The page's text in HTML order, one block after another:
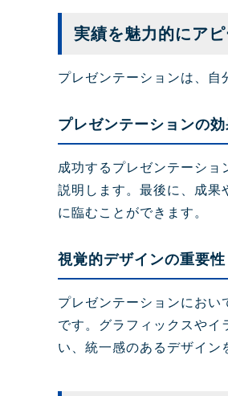
実績を魅力的にア
プレゼンテーションは、自
プレゼンテーションの
成功するプレゼンテーシ
説明します。最後に、成果
に臨むことができます。
視覚的デザインの重要性
プレゼンテーションにおい
です。グラフィックスやイ
い、統一感のあるデザイン